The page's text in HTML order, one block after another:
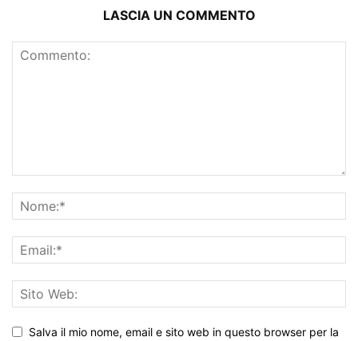
LASCIA UN COMMENTO
Salva il mio nome, email e sito web in questo browser per la